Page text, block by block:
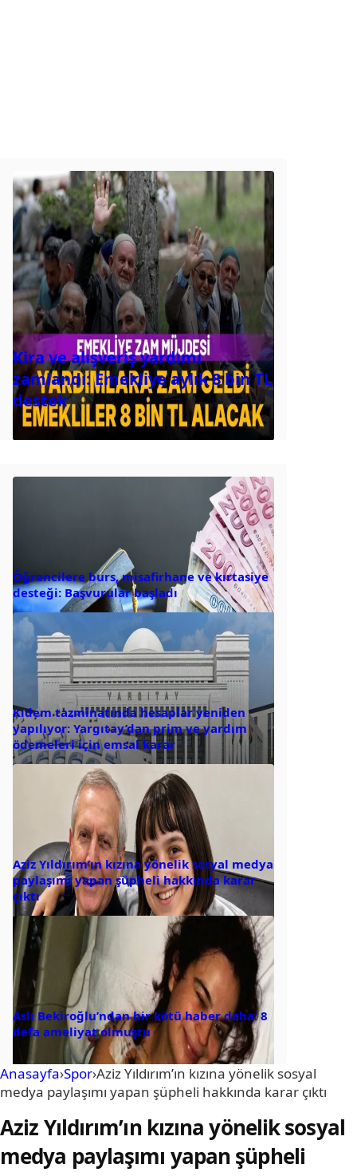
Kira ve alışveriş yardımı
zamlandı: Emekliye aylık 8 bin TL
destek
Öğrencilere burs, misafirhane ve kırtasiye
desteği: Başvurular başladı
Kıdem tazminatında hesaplar yeniden
yapılıyor: Yargıtay’dan prim ve yardım
ödemeleri için emsal karar
Aziz Yıldırım’ın kızına yönelik sosyal medya
paylaşımı yapan şüpheli hakkında karar
çıktı
Aslı Bekiroğlu’ndan bir kötü haber daha: 8
defa ameliyat olmuştu
Anasayfa›Spor›Aziz Yıldırım’ın kızına yönelik sosyal
medya paylaşımı yapan şüpheli hakkında karar çıktı
Aziz Yıldırım’ın kızına yönelik sosyal
medya paylaşımı yapan şüpheli